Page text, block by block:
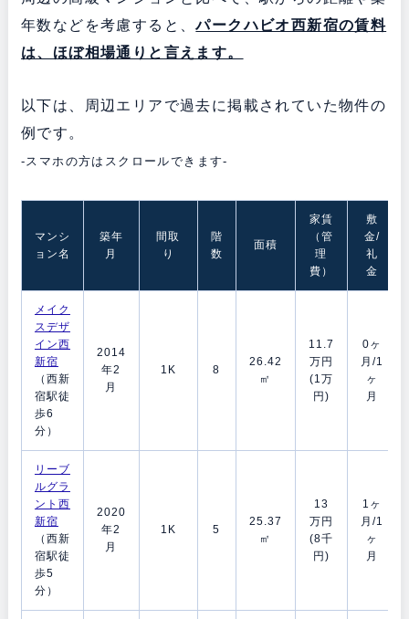
年数などを考慮すると、パークハビオ西新宿の賃料
は、ほぼ相場通りと言えます。
以下は、周辺エリアで過去に掲載されていた物件の
例です。
-スマホの方はスクロールできます-
マンシ
ョン名
築年
月
間取
り
階
数
面積
家賃
（管
理
費）
敷
金/
礼
金
メイク
スデザ
イン西
新宿
（西新
宿駅徒
歩6
分）
2014
年2
月
1K 8
26.42
㎡
11.7
万円
(1万
円)
0ヶ
月/1
ヶ
月
リーブ
ルグラ
ント西
新宿
（西新
宿駅徒
歩5
分）
2020
年2
月
1K 5
25.37
㎡
13
万円
(8千
円)
1ヶ
月/1
ヶ
月